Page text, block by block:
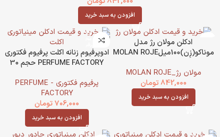
افزودن به سبد خرید
ادکلن مولان رژ مدل
موناکو(زِن)100میلMOLAN ROJE
مولان رژ_MOLAN ROJE
842,000تومان
افزودن به سبد خرید
ادوپرفیوم زنانه اکلت پرفیوم فکتوری
PERFUME FACTORY حجم 30
پرفیوم فکتوری - PERFUME
FACTORY
706,000تومان
افزودن به سبد خرید